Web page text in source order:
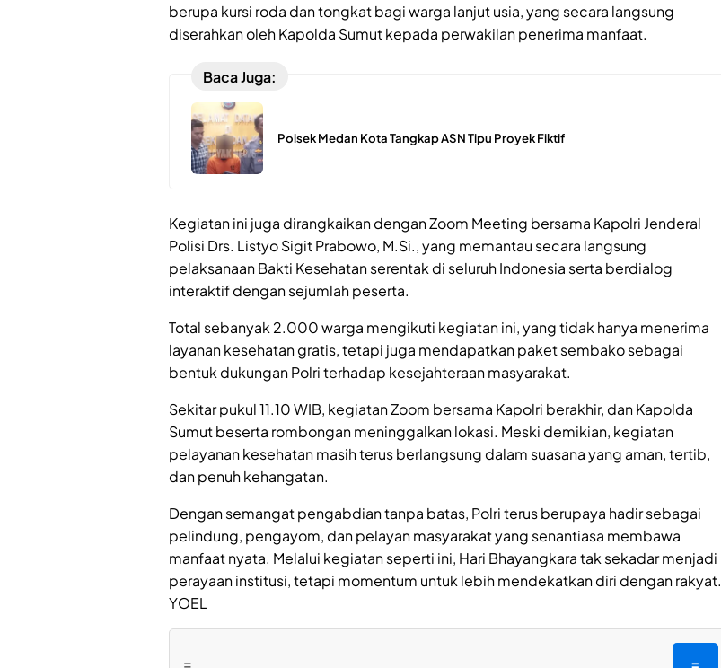
berupa kursi roda dan tongkat bagi warga lanjut usia, yang secara langsung
diserahkan oleh Kapolda Sumut kepada perwakilan penerima manfaat.
Baca Juga:
Polsek Medan Kota Tangkap ASN Tipu Proyek Fiktif
Kegiatan ini juga dirangkaikan dengan Zoom Meeting bersama Kapolri Jenderal
Polisi Drs. Listyo Sigit Prabowo, M.Si., yang memantau secara langsung
pelaksanaan Bakti Kesehatan serentak di seluruh Indonesia serta berdialog
interaktif dengan sejumlah peserta.
Total sebanyak 2.000 warga mengikuti kegiatan ini, yang tidak hanya menerima
layanan kesehatan gratis, tetapi juga mendapatkan paket sembako sebagai
bentuk dukungan Polri terhadap kesejahteraan masyarakat.
Sekitar pukul 11.10 WIB, kegiatan Zoom bersama Kapolri berakhir, dan Kapolda
Sumut beserta rombongan meninggalkan lokasi. Meski demikian, kegiatan
pelayanan kesehatan masih terus berlangsung dalam suasana yang aman, tertib,
dan penuh kehangatan.
Dengan semangat pengabdian tanpa batas, Polri terus berupaya hadir sebagai
pelindung, pengayom, dan pelayan masyarakat yang senantiasa membawa
manfaat nyata. Melalui kegiatan seperti ini, Hari Bhayangkara tak sekadar menjadi
perayaan institusi, tetapi momentum untuk lebih mendekatkan diri dengan rakyat.
YOEL
= =